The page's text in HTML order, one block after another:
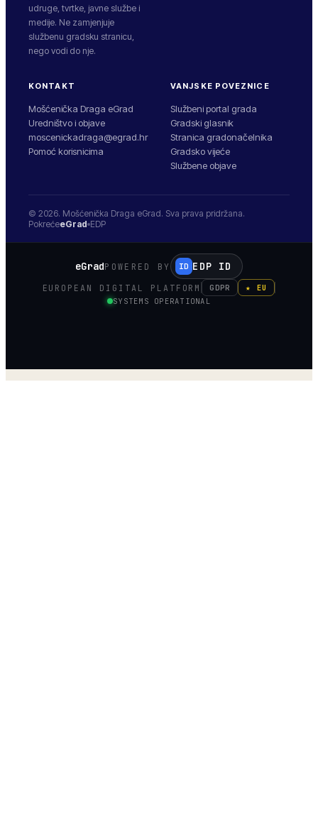
udruge, tvrtke, javne službe i
medije. Ne zamjenjuje
službenu gradsku stranicu,
nego vodi do nje.
KONTAKT
Mošćenička Draga eGrad
Uredništvo i objave
moscenickadraga@egrad.hr
Pomoć korisnicima
VANJSKE POVEZNICE
Službeni portal grada
Gradski glasnik
Stranica gradonačelnika
Gradsko vijeće
Službene objave
© 2026. Mošćenička Draga eGrad. Sva prava pridržana.
PokrećeeGrad EDP
eGradPOWERED BY ID EDP ID
EUROPEAN DIGITAL PLATFORM GDPR
★ EU
SYSTEMS OPERATIONAL